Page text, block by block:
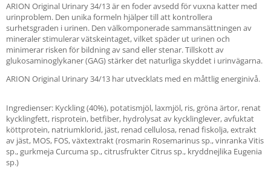
ARION Original Urinary 34/13 är en foder avsedd för vuxna katter med
urinproblem. Den unika formeln hjälper till att kontrollera
surhetsgraden i urinen. Den välkomponerade sammansättningen av
mineraler stimulerar vätskeintaget, vilket späder ut urinen och
minimerar risken för bildning av sand eller stenar. Tillskott av
glukosaminoglykaner (GAG) stärker det naturliga skyddet i urinvägarna.
ARION Original Urinary 34/13 har utvecklats med en måttlig energinivå.
Ingredienser: Kyckling (40%), potatismjöl, laxmjöl, ris, gröna ärtor, renat
kycklingfett, risprotein, betfiber, hydrolysat av kycklinglever, avfuktat
köttprotein, natriumklorid, jäst, renad cellulosa, renad fiskolja, extrakt
av jäst, MOS, FOS, växtextrakt (rosmarin Rosemarinus sp., vinranka Vitis
sp., gurkmeja Curcuma sp., citrusfrukter Citrus sp., kryddnejlika Eugenia
sp.)